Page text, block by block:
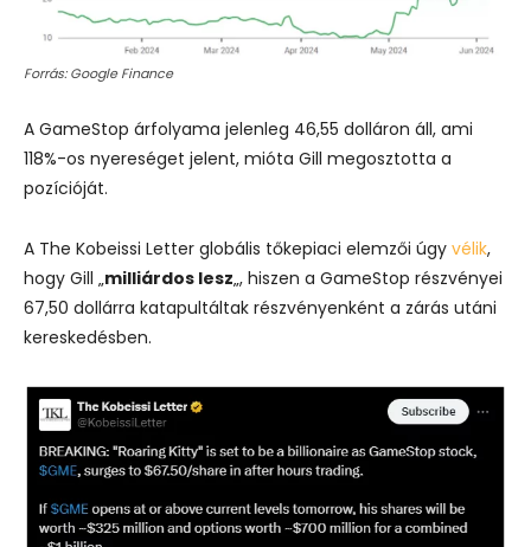
Forrás: Google Finance
A GameStop árfolyama jelenleg 46,55 dolláron áll, ami
118%-os nyereséget jelent, mióta Gill megosztotta a
pozícióját.
A The Kobeissi Letter globális tőkepiaci elemzői úgy vélik,
hogy Gill „milliárdos lesz„, hiszen a GameStop részvényei
67,50 dollárra katapultáltak részvényenként a zárás utáni
kereskedésben.